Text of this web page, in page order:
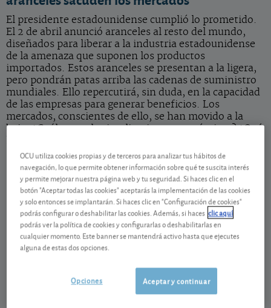
El presidente estadounidense cumplió lo prometido.
El 2 de abril anunció aranceles al resto del mundo,
diseñados para liberar a la industria estadounidense
de la amenaza que suponen los productos
importados. Estos aranceles se presentan a la ligera,
pero pondrán patas arriba las cadenas de suministro
mundiales. Ello repercutirá, sin duda, en la capacidad
de las empresas para generar beneficios. Los
mercados, conscientes de ello, se han movido a la
baja. ¿Cuáles son las implicaciones económicas? ¿Qué
Estados Unidos elige a los ganadores
10%. Este es el nivel mínimo de los ligeros aranceles
recíprocos anunciados por Donald Trump contra el
resto del mundo.
que grava la producción estadounidense. La fórmula
utilizada es, cuando menos, cuestionable. Es difícil
OCU utiliza cookies propias y de terceros para analizar tus hábitos de
navegación, lo que permite obtener información sobre qué te suscita interés
y permite mejorar nuestra página web y tu seguridad. Si haces clic en el
botón "Aceptar todas las cookies" aceptarás la implementación de las cookies
y solo entonces se implantarán. Si haces clic en "Configuración de cookies"
podrás configurar o deshabilitar las cookies. Además, si haces clic aquí
podrás ver la política de cookies y configurarlas o deshabilitarlas en
cualquier momento. Este banner se mantendrá activo hasta que ejecutes
alguna de estas dos opciones.
Aceptar y continuar
Opciones